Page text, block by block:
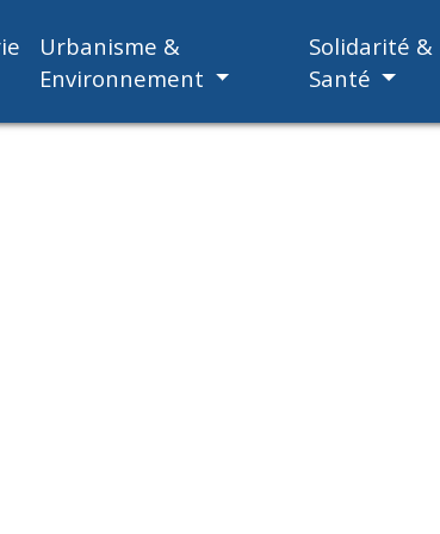
Urbanisme &
Environnement
Solidarité &
Santé